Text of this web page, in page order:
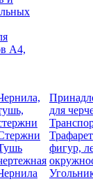
А4,
для
фигур,